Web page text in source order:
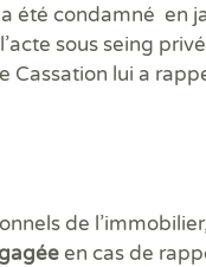
condamné en
sous seing
Cassation lui a
de
en cas de